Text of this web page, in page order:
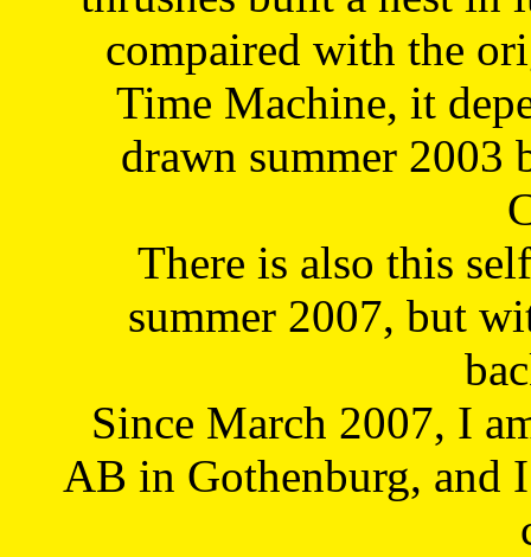
compaired with the
Time Machine, it
drawn summer 2003
There is also this
summer 2007, but
Since March 2007, I
AB in Gothenburg, and